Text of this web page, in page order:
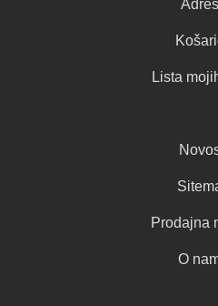
Lista
Prodajna
O